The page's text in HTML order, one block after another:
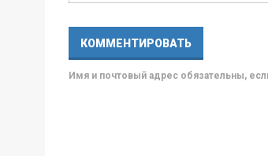
Имя и почтовый адрес обязательны,